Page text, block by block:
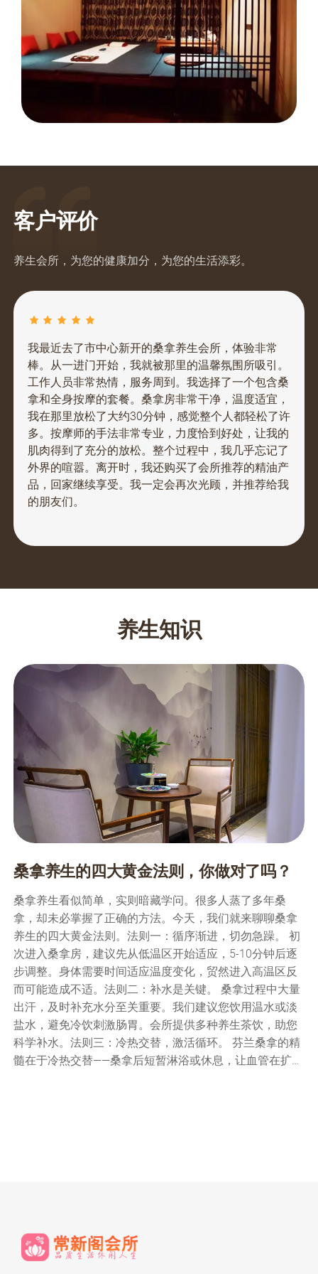
一致，营造出一种温馨和舒适的环境，让顾客一进入就能感受
客户评价
养生会所，为您的健康加分，为您的生活添彩。
我最近去了市中心新开的桑拿养生会所，体验非常
棒。从一进门开始，我就被那里的温馨氛围所吸引。
工作人员非常热情，服务周到。我选择了一个包含桑
拿和全身按摩的套餐。桑拿房非常干净，温度适宜，
我在那里放松了大约30分钟，感觉整个人都轻松了许
多。按摩师的手法非常专业，力度恰到好处，让我的
肌肉得到了充分的放松。整个过程中，我几乎忘记了
外界的喧嚣。离开时，我还购买了会所推荐的精油产
品，回家继续享受。我一定会再次光顾，并推荐给我
的朋友们。
养生知识
桑拿养生的四大黄金法则，你做对了吗？
桑拿养生看似简单，实则暗藏学问。很多人蒸了多年桑
拿，却未必掌握了正确的方法。今天，我们就来聊聊桑拿
养生的四大黄金法则。法则一：循序渐进，切勿急躁。 初
次进入桑拿房，建议先从低温区开始适应，5-10分钟后逐
步调整。身体需要时间适应温度变化，贸然进入高温区反
而可能造成不适。法则二：补水是关键。 桑拿过程中大量
出汗，及时补充水分至关重要。我们建议您饮用温水或淡
盐水，避免冷饮刺激肠胃。会所提供多种养生茶饮，助您
科学补水。法则三：冷热交替，激活循环。 芬兰桑拿的精
髓在于冷热交替——桑拿后短暂淋浴或休息，让血管在扩…